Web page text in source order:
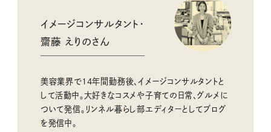
イメージコンサルタント・
齋藤 えりのさん
美容業界で14年間勤務後、イメージコンサルタントと
して活動中。大好きなコスメや子育ての日常、グルメに
ついて発信。リンネル暮らし部エディターとしてブログ
を発信中。